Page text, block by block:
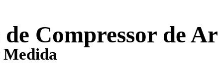
Compressor de Ar
Medida